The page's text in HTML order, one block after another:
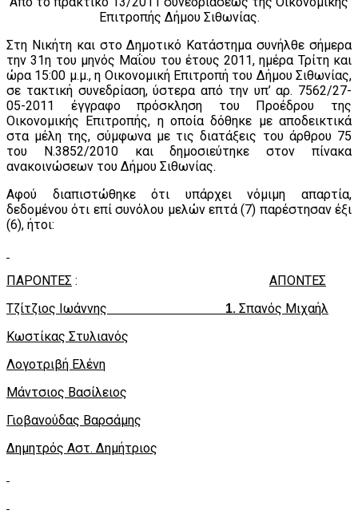
Επιτροπής Δήμου Σιθωνίας.
Στη Νικήτη και στο Δημοτικό Κατάστημα συνήλθε σήμερα
την 31η του μηνός Μαΐου του έτους 2011, ημέρα Τρίτη και
ώρα 15:00 μ.μ., η Οικονομική Επιτροπή του Δήμου Σιθωνίας,
σε τακτική συνεδρίαση, ύστερα από την υπ’ αρ. 7562/27-
05-2011 έγγραφο πρόσκληση του Προέδρου της
Οικονομικής Επιτροπής, η οποία δόθηκε με αποδεικτικά
στα μέλη της, σύμφωνα με τις διατάξεις του άρθρου 75
του Ν.3852/2010 και δημοσιεύτηκε στον πίνακα
ανακοινώσεων του Δήμου Σιθωνίας.
Αφού διαπιστώθηκε ότι υπάρχει νόμιμη απαρτία,
δεδομένου ότι επί συνόλου μελών επτά (7) παρέστησαν έξι
(6), ήτοι:
ΠΑΡΟΝΤΕΣ : AΠΟΝTEΣ
Τζίτζιος Ιωάννης
1. Σπανός Μιχαήλ
Κωστίκας Στυλιανός
Λογοτριβή Ελένη
Μάντσιος Βασίλειος
Γιοβανούδας Βαρσάμης
Δημητρός Αστ. Δημήτριος